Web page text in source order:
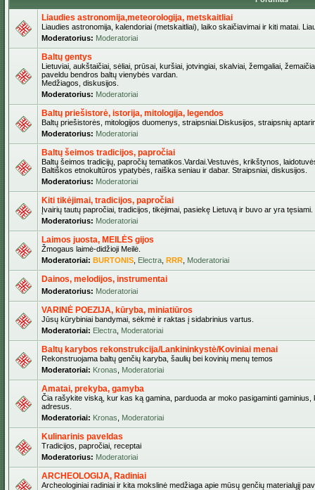
Liaudies astronomija,meteorologija, metskaitliai
Liaudies astronomija, kalendoriai (metskaitliai), laiko skaičiavimai ir kiti matai.
Moderatorius: Moderatoriai
Baltų gentys
Lietuviai, aukštaičiai, sėliai, prūsai, kuršiai, jotvingiai, skalviai, žemgaliai,
paveldu bendros baltų vienybės vardan.
Medžiagos, diskusijos.
Moderatorius: Moderatoriai
Baltų priešistorė, istorija, mitologija, legendos
Baltų priešistorės, mitologijos duomenys, straipsniai.Diskusijos, straipsnių
Moderatorius: Moderatoriai
Baltų šeimos tradicijos, papročiai
Baltų šeimos tradicijų, papročių tematikos.Vardai.Vestuvės, krikštynos,
Baltiškos etnokultūros ypatybės, raiška seniau ir dabar. Straipsniai, diskusijos.
Moderatorius: Moderatoriai
Kiti tikėjimai, tradicijos, papročiai
Įvairių tautų papročiai, tradicijos, tikėjimai, pasiekę Lietuvą ir buvo ar yra tęsiami.
Moderatorius: Moderatoriai
Laimos juosta, MEILĖS gijos
Žmogaus laimė-didžioji Meilė.
Moderatoriai: BURTONIS Electra RRR Moderatoriai
Dainos, melodijos, instrumentai
Moderatorius: Moderatoriai
VARINĖ POEZIJA, kūryba, miniatiūros
Jūsų kūrybiniai bandymai, sėkmė ir raktas į sidabrinius vartus.
Moderatoriai: Electra Moderatoriai
Baltų karybos rekonstrukcija/Lankininkystė/Koviniai menai
Rekonstruojama baltų genčių karyba, šaulių bei kovinių menų temos
Moderatoriai: Kronas Moderatoriai
Amatai, prekyba, gamyba
Čia rašykite viską, kur kas ką gamina, parduoda ar moko pasigaminti
adresus.
Moderatoriai: Kronas Moderatoriai
Kulinarinis paveldas
Tradicijos, papročiai, receptai
Moderatorius: Moderatoriai
ARCHEOLOGIJA, Radiniai
Archeologiniai radiniai ir kita mokslinė medžiaga apie mūsų genčių materialųjį